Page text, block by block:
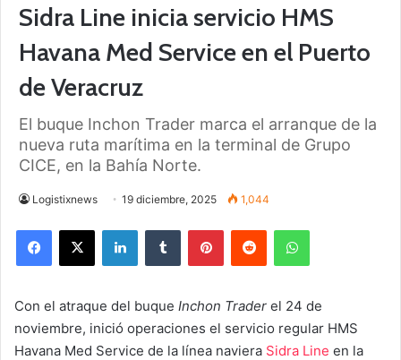
Sidra Line inicia servicio HMS
Havana Med Service en el Puerto
de Veracruz
El buque Inchon Trader marca el arranque de la
nueva ruta marítima en la terminal de Grupo
CICE, en la Bahía Norte.
Logistixnews 19 diciembre, 2025 1,044
Con el atraque del buque Inchon Trader el 24 de
noviembre, inició operaciones el servicio regular HMS
Havana Med Service de la línea naviera Sidra Line en la